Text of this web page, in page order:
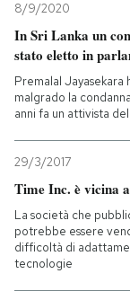
8/9/2020
In Sri Lanka un
stato eletto in
Premalal
malgrado la
anni fa un attivista
29/3/2017
Time Inc. è vicina
La società che
potrebbe essere
difficoltà di
tecnologie